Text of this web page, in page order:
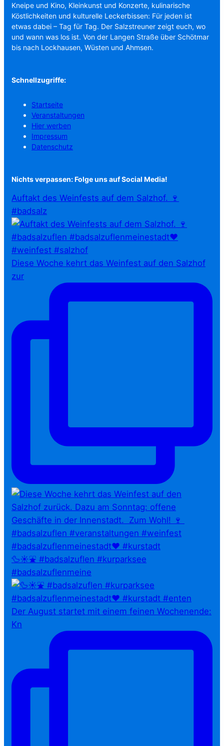
Kneipe und Kino, Kleinkunst und Konzerte, kulinarische
Köstlichkeiten und kulturelle Leckerbissen: Für jeden ist
etwas dabei – Tag für Tag. Der Salzstreuner zeigt euch, wo
und wann was los ist. Von der Langen Straße über Schötmar
bis nach Lockhausen, Wüsten und Ahmsen.
Schnellzugriffe:
Startseite
Veranstaltungen
Hier werben
Impressum
Datenschutz
Nichts verpassen: Folge uns auf Social Media!
Auftakt des Weinfests auf dem Salzhof. 🍷
#badsalz
Diese Woche kehrt das Weinfest auf den Salzhof
zur
🦆☀️⛲ #badsalzuflen #kurparksee
#badsalzuflenmeine
Der August startet mit einem feinen Wochenende:
Kn